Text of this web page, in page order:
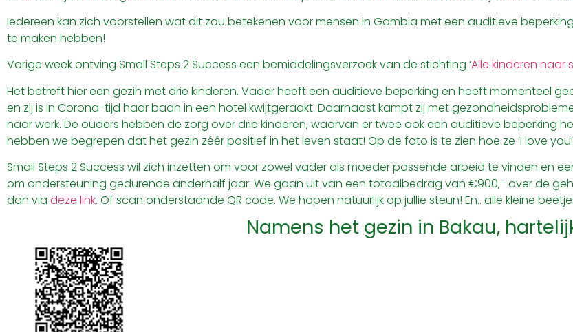
Iedereen kan zich voorstellen wat dit zou betekenen voor mensen in Gambia met een auditieve
te maken hebben!
Vorige week ontving Small Steps 2 Success een bemiddelingsverzoek van de stichting ‘Alle kinderen naar
Het betreft hier een gezin met drie kinderen. Vader heeft een auditieve beperking en heeft momenteel
en zij is in Corona-tijd haar baan in een hotel kwijtgeraakt. Daarnaast kampt zij met
naar werk. De ouders hebben de zorg over drie kinderen, waarvan er twee ook een auditieve beperking
hebben we begrepen dat het gezin zéér positief in het leven staat! Op de foto is te zien hoe ze ‘I love
Small Steps 2 Success wil zich inzetten om voor zowel vader als moeder passende arbeid te vinden en
om ondersteuning gedurende anderhalf jaar. We gaan uit van een totaalbedrag van €900,- over de
dan via deze link. Of scan onderstaande QR code. We hopen natuurlijk op jullie steun! En.. alle kleine
Namens het gezin in Bakau,